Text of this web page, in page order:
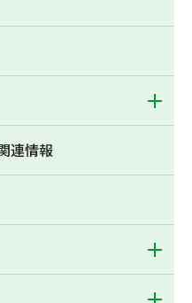
連情報